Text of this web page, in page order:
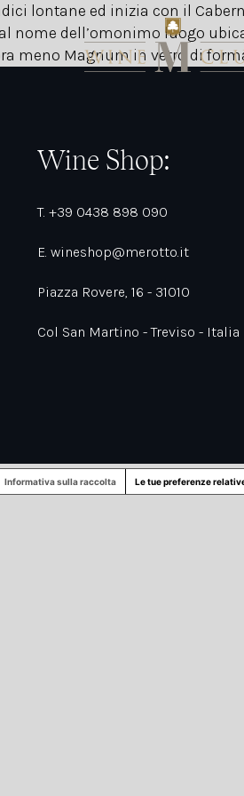
lontane ed inizia con il
nome dell’omonimo luogo
meno Magnum in vetro di
Wine Shop:
T. +39 0438 898 090
E. wineshop@merotto.it
Piazza Rovere, 16 - 31010
Col San Martino - Treviso - Italia
Informativa sulla raccolta Le tue preferenze